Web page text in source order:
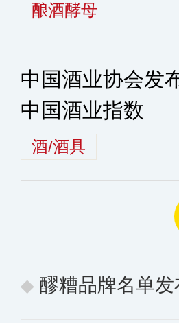
酿酒酵母
中国酒业协会发
中国酒业指数
酒/酒具
醪糟品牌名单